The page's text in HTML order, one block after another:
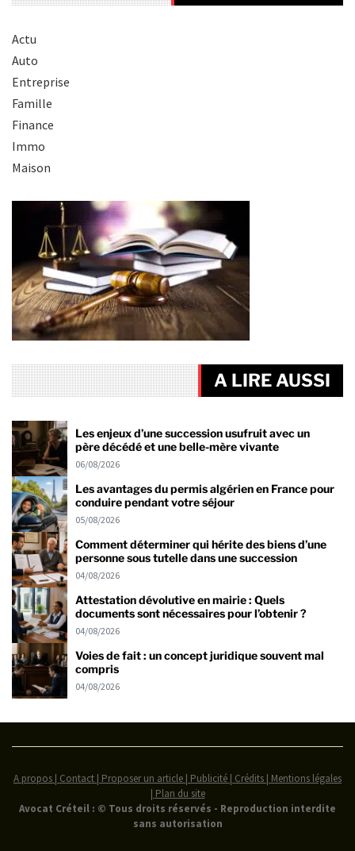
Actu
Auto
Entreprise
Famille
Finance
Immo
Maison
A LIRE AUSSI
Les enjeux d’une succession usufruit avec un
père décédé et une belle-mère vivante
06/08/2026
Les avantages du permis algérien en France pour
conduire pendant votre séjour
05/08/2026
Comment déterminer qui hérite des biens d’une
personne sous tutelle dans une succession
04/08/2026
Attestation dévolutive en mairie : Quels
documents sont nécessaires pour l’obtenir ?
04/08/2026
Voies de fait : un concept juridique souvent mal
compris
04/08/2026
A propos | Contact | Proposer un article | Publicité | Crédits | Mentions légales
| Plan du site
Avocat Créteil : © Tous droits réservés - Reproduction interdite
sans autorisation